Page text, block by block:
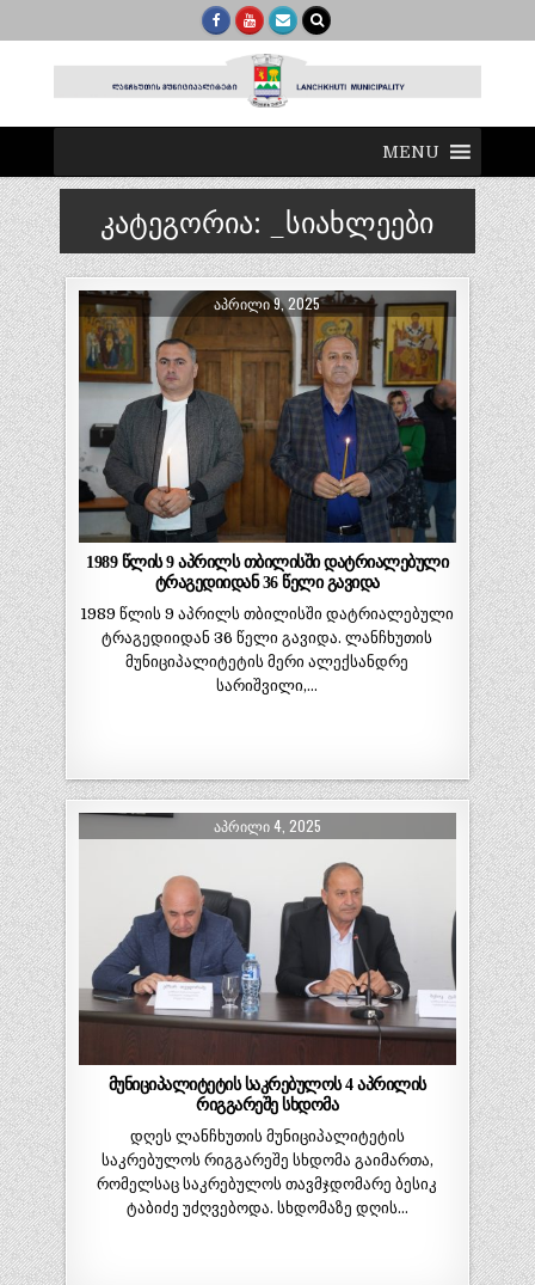
MENU
კატეგორია: _სიახლეები
ᲐᲞᲠᲘᲚᲘ 9, 2025
1989 წლის 9 აპრილს თბილისში დატრიალებული
ტრაგედიიდან 36 წელი გავიდა
1989 წლის 9 აპრილს თბილისში დატრიალებული
ტრაგედიიდან 36 წელი გავიდა. ლანჩხუთის
მუნიციპალიტეტის მერი ალექსანდრე
სარიშვილი,…
ᲐᲞᲠᲘᲚᲘ 4, 2025
მუნიციპალიტეტის საკრებულოს 4 აპრილის
რიგგარეშე სხდომა
დღეს ლანჩხუთის მუნიციპალიტეტის
საკრებულოს რიგგარეშე სხდომა გაიმართა,
რომელსაც საკრებულოს თავმჯდომარე ბესიკ
ტაბიძე უძღვებოდა. სხდომაზე დღის…